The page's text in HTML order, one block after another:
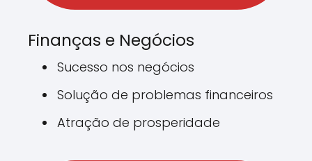
Finanças e Negócios
Sucesso nos negócios
Solução de problemas financeiros
Atração de prosperidade